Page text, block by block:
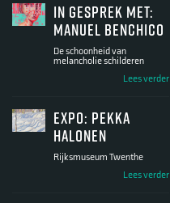
In gesprek met:
Manuel Benchico
De schoonheid van
melancholie schilderen
Lees verder
Expo: Pekka
Halonen
Rijksmuseum Twenthe
Lees verder